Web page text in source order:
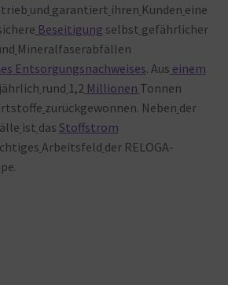
und garantiert ihren Kunden eine
Beseitigung selbst gefährlicher
Mineralfaserabfällen
Entsorgungsnachweises. Aus einem
jährlich rund 1,2 Millionen Tonnen
zurückgewonnen. Neben der
ist das Stoffstrom
Arbeitsfeld der RELOGA-